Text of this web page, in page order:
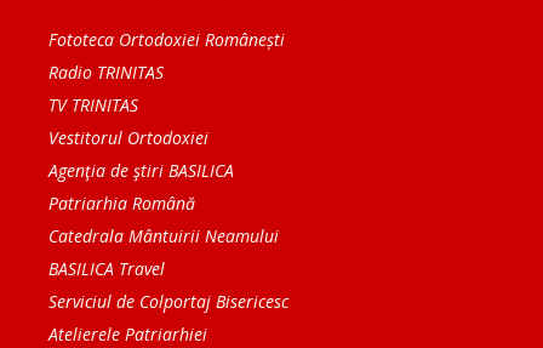
Fototeca Ortodoxiei Românești
Radio TRINITAS
TV TRINITAS
Vestitorul Ortodoxiei
Agenţia de ştiri BASILICA
Patriarhia Română
Catedrala Mântuirii Neamului
BASILICA Travel
Serviciul de Colportaj Bisericesc
Atelierele Patriarhiei